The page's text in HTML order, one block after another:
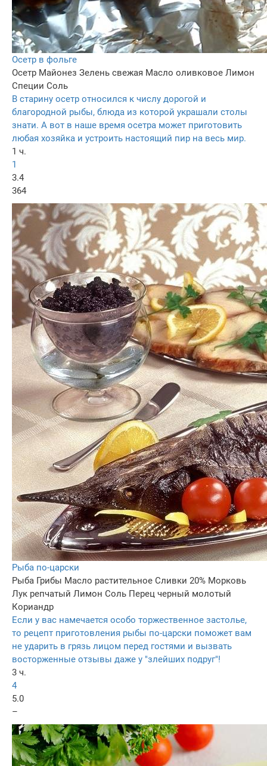
Осетр в фольге
Осетр Майонез Зелень свежая Масло оливковое Лимон
Специи Соль
В старину осетр относился к числу дорогой и
благородной рыбы, блюда из которой украшали столы
знати. А вот в наше время осетра может приготовить
любая хозяйка и устроить настоящий пир на весь мир.
1 ч.
1
3.4
364
Рыба по-царски
Рыба Грибы Масло растительное Сливки 20% Морковь
Лук репчатый Лимон Соль Перец черный молотый
Кориандр
Если у вас намечается особо торжественное застолье,
то рецепт приготовления рыбы по-царски поможет вам
не ударить в грязь лицом перед гостями и вызвать
восторженные отзывы даже у "злейших подруг"!
3 ч.
4
5.0
–